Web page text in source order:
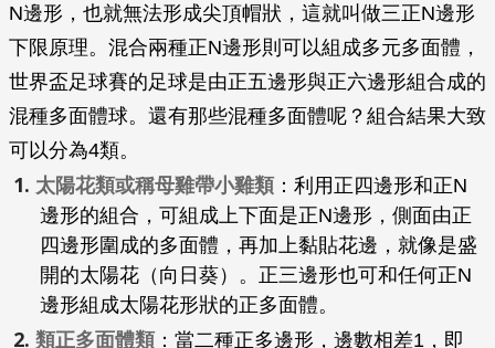
N邊形，也就無法形成尖頂帽狀，這就叫做三正N邊形
下限原理。混合兩種正N邊形則可以組成多元多面體，
世界盃足球賽的足球是由正五邊形與正六邊形組合成的
混種多面體球。還有那些混種多面體呢？組合結果大致
可以分為4類。
太陽花類或稱母雞帶小雞類 ：利用正四邊形和正N
邊形的組合，可組成上下面是正N邊形，側面由正
四邊形圍成的多面體，再加上黏貼花邊，就像是盛
開的太陽花（向日葵）。正三邊形也可和任何正N
邊形組成太陽花形狀的正多面體。
類正多面體類 ：當二種正多邊形，邊數相差1，即